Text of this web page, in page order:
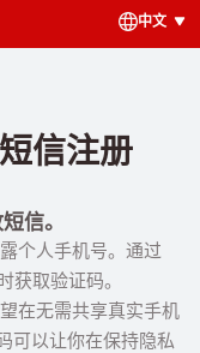
中文
信注册
信。
个人手机号。通过
获取验证码。
在无需共享真实手机
可以让你在保持隐私